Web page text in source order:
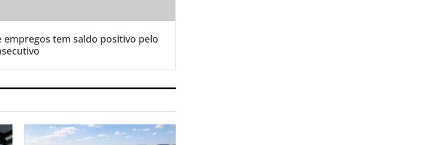
empregos tem saldo positivo pelo